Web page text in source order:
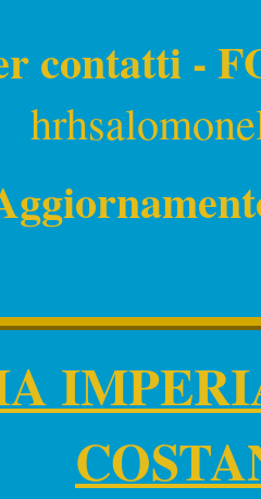
contatti -